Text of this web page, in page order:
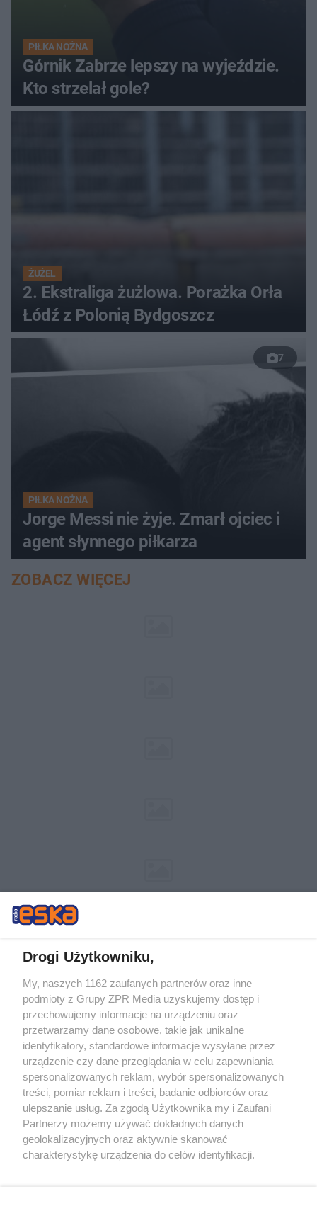
PIŁKA NOŻNA
Górnik Zabrze lepszy na wyjeździe.
Kto strzelał gole?
ŻUŻEL
2. Ekstraliga żużlowa. Porażka Orła
Łódź z Polonią Bydgoszcz
7
PIŁKA NOŻNA
Jorge Messi nie żyje. Zmarł ojciec i
agent słynnego piłkarza
ZOBACZ WIĘCEJ
Żaden utwór zamieszczony w serwisie nie może być powielany i
rozpowszechniany lub dalej rozpowszechniany w jakikolwiek sposób (w
tym także elektroniczny lub mechaniczny) na jakimkolwiek polu
eksploatacji w jakiejkolwiek formie, włącznie z umieszczaniem w
Internecie bez pisemnej zgody właściciela praw. Jakiekolwiek użycie lub
wykorzystanie utworów w całości lub w części z naruszeniem prawa,
tzn. bez właściwej zgody, jest zabronione pod groźbą kary i może być
ścigane prawnie.
Drogi Użytkowniku,
My, naszych 1162 zaufanych partnerów oraz inne
podmioty z Grupy ZPR Media uzyskujemy dostęp i
przechowujemy informacje na urządzeniu oraz
przetwarzamy dane osobowe, takie jak unikalne
identyfikatory, standardowe informacje wysyłane przez
urządzenie czy dane przeglądania w celu zapewniania
spersonalizowanych reklam, wybór spersonalizowanych
treści, pomiar reklam i treści, badanie odbiorców oraz
ulepszanie usług. Za zgodą Użytkownika my i Zaufani
Partnerzy możemy używać dokładnych danych
geolokalizacyjnych oraz aktywnie skanować
charakterystykę urządzenia do celów identyfikacji.